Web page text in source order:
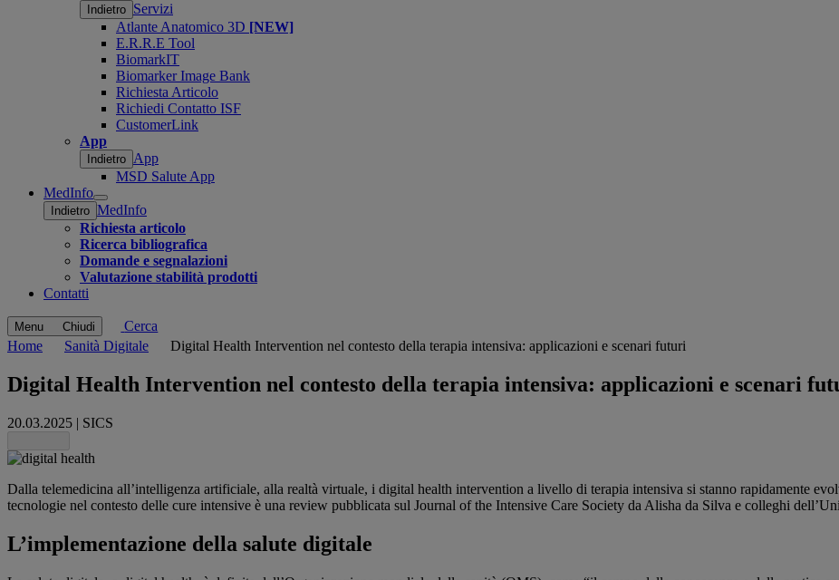
Indietro Servizi
Atlante Anatomico 3D [NEW]
E.R.R.E Tool
BiomarkIT
Biomarker Image Bank
Richiesta Articolo
Richiedi Contatto ISF
CustomerLink
App
Indietro App
MSD Salute App
MedInfo
Open
submenu
Indietro MedInfo
Richiesta articolo
Ricerca bibliografica
Domande e segnalazioni
Valutazione stabilità prodotti
Contatti
Menu Chiudi
Cerca
Home
Sanità Digitale Digital Health Intervention nel contesto della terapia intensiva: applicazioni e scenari futuri
Digital Health Intervention nel contesto della terapia intensiva: applicazioni e scenari
20.03.2025 | SICS
Dalla telemedicina all’intelligenza artificiale, alla realtà virtuale, i digital health intervention a livello di terapia intensiva si stanno rapidamente
tecnologie nel contesto delle cure intensive è una review pubblicata sul Journal of the Intensive Care Society da Alisha da Silva e colleghi
L’implementazione della salute digitale